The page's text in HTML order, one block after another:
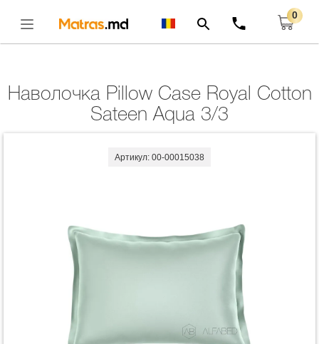
0
Наволочка Pillow Case Royal Cotton Sateen Aqua 3/3
Наволочка Pillow Case Royal Cotton
Sateen Aqua 3/3
Артикул: 00-00015038